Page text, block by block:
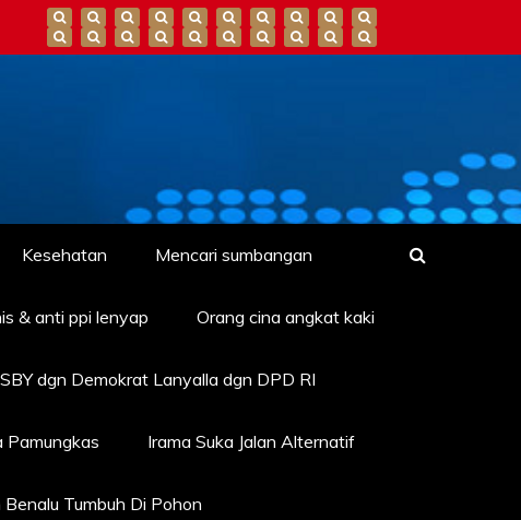
Kesehatan Mencari sumbangan
& anti ppi lenyap Orang cina angkat kaki
SBY dgn Demokrat Lanyalla dgn DPD RI
Irama Suka Jalan Alternatif
Tumbuh Di Pohon